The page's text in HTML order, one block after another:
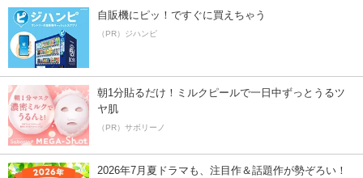
自販機にピッ！ですぐに買えちゃう
（PR）ジハンピ
朝1分貼るだけ！ミルクピールで一日中ずっとうるツ
ヤ肌
（PR）サボリーノ
2026年7月夏ドラマも、注目作＆話題作が勢ぞろい！